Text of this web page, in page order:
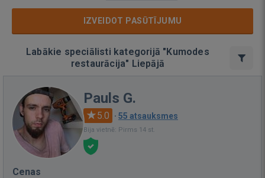
IZVEIDOT PASŪTĪJUMU
Labākie speciālisti kategorijā "Kumodes
restaurācija" Liepājā
Pauls G.
5.0 · 55 atsauksmes
Bija vietnē: Pirms 14 st.
Cenas